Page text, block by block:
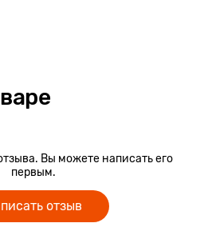
Вы можете написать его
первым.
отзыв